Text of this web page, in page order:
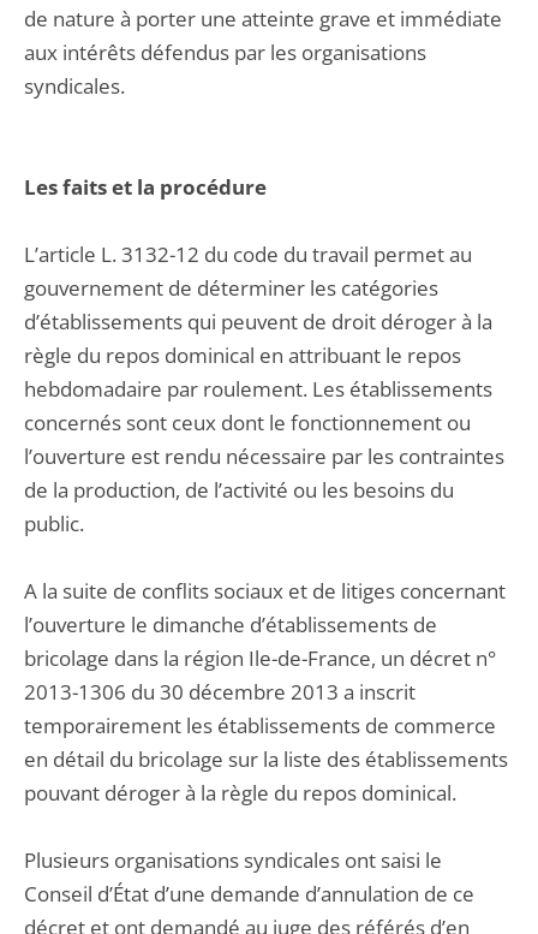
de nature à porter une atteinte grave et immédiate
aux intérêts défendus par les organisations
syndicales.
Les faits et la procédure
L’article L. 3132-12 du code du travail permet au
gouvernement de déterminer les catégories
d’établissements qui peuvent de droit déroger à la
règle du repos dominical en attribuant le repos
hebdomadaire par roulement. Les établissements
concernés sont ceux dont le fonctionnement ou
l’ouverture est rendu nécessaire par les contraintes
de la production, de l’activité ou les besoins du
public.
A la suite de conflits sociaux et de litiges concernant
l’ouverture le dimanche d’établissements de
bricolage dans la région Ile-de-France, un décret n°
2013-1306 du 30 décembre 2013 a inscrit
temporairement les établissements de commerce
en détail du bricolage sur la liste des établissements
pouvant déroger à la règle du repos dominical.
Plusieurs organisations syndicales ont saisi le
Conseil d’État d’une demande d’annulation de ce
décret et ont demandé au juge des référés d’en